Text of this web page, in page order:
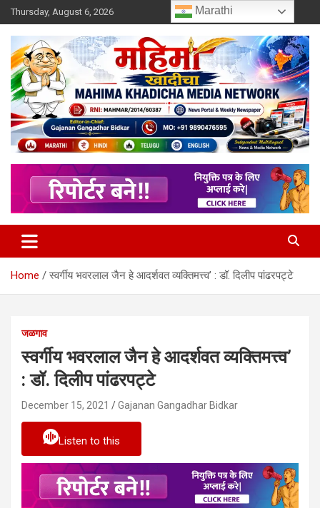
Skip
to
content
Thursday, August 6, 2026
Mahimakhadicha
Home स्वर्गीय भवरलाल जैन हे आदर्शवत व्यक्तिमत्त्व’ : डॉ. दिलीप पांढरपट्टे
जळगाव
स्वर्गीय भवरलाल जैन हे आदर्शवत व्यक्तिमत्त्व’
: डॉ. दिलीप पांढरपट्टे
December 15, 2021 Gajanan Gangadhar Bidkar
Listen to this
Marathi